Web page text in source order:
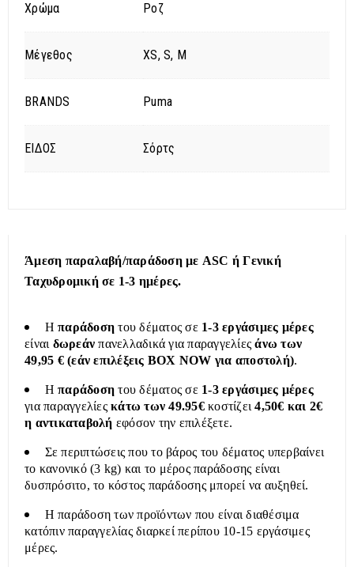
Χρώμα Ροζ
Μέγεθος XS, S, M
BRANDS Puma
ΕΙΔΟΣ Σόρτς
Άμεση παραλαβή/παράδοση με ASC ή Γενική
Ταχυδρομική σε 1-3 ημέρες.
Ηπαράδοση του δέματος σε 1-3 εργάσιμες μέρες
είναι δωρεάν πανελλαδικά για παραγγελίεςάνω των
49,95 € (εάν επιλέξεις BOX NOW για αποστολή).
Ηπαράδοση του δέματος σε 1-3 εργάσιμες μέρες
για παραγγελίες κάτω των 49.95€κοστίζει4,50€ και 2€
η αντικαταβολή εφόσον την επιλέξετε.
Σε περιπτώσεις που το βάρος του δέματος υπερβαίνει
το κανονικό (3 kg) και το μέρος παράδοσης είναι
δυσπρόσιτο, το κόστος παράδοσης μπορεί να αυξηθεί.
Η παράδοση των προϊόντων που είναι διαθέσιμα
κατόπιν παραγγελίας διαρκεί περίπου 10-15 εργάσιμες
μέρες.